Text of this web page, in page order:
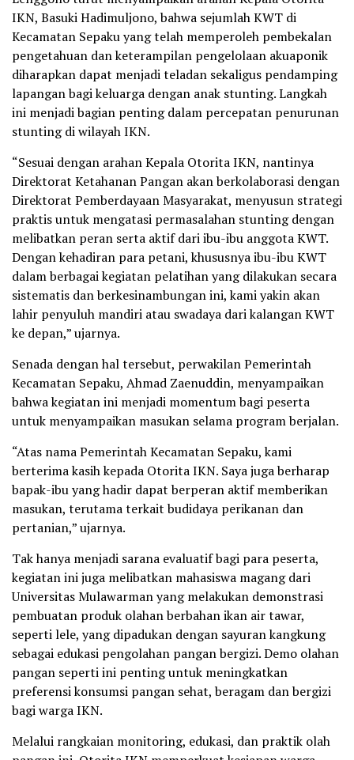
IKN, Basuki Hadimuljono, bahwa sejumlah KWT di
Kecamatan Sepaku yang telah memperoleh pembekalan
pengetahuan dan keterampilan pengelolaan akuaponik
diharapkan dapat menjadi teladan sekaligus pendamping
lapangan bagi keluarga dengan anak stunting. Langkah
ini menjadi bagian penting dalam percepatan penurunan
stunting di wilayah IKN.
“Sesuai dengan arahan Kepala Otorita IKN, nantinya
Direktorat Ketahanan Pangan akan berkolaborasi dengan
Direktorat Pemberdayaan Masyarakat, menyusun strategi
praktis untuk mengatasi permasalahan stunting dengan
melibatkan peran serta aktif dari ibu-ibu anggota KWT.
Dengan kehadiran para petani, khususnya ibu-ibu KWT
dalam berbagai kegiatan pelatihan yang dilakukan secara
sistematis dan berkesinambungan ini, kami yakin akan
lahir penyuluh mandiri atau swadaya dari kalangan KWT
ke depan,” ujarnya.
Senada dengan hal tersebut, perwakilan Pemerintah
Kecamatan Sepaku, Ahmad Zaenuddin, menyampaikan
bahwa kegiatan ini menjadi momentum bagi peserta
untuk menyampaikan masukan selama program berjalan.
“Atas nama Pemerintah Kecamatan Sepaku, kami
berterima kasih kepada Otorita IKN. Saya juga berharap
bapak-ibu yang hadir dapat berperan aktif memberikan
masukan, terutama terkait budidaya perikanan dan
pertanian,” ujarnya.
Tak hanya menjadi sarana evaluatif bagi para peserta,
kegiatan ini juga melibatkan mahasiswa magang dari
Universitas Mulawarman yang melakukan demonstrasi
pembuatan produk olahan berbahan ikan air tawar,
seperti lele, yang dipadukan dengan sayuran kangkung
sebagai edukasi pengolahan pangan bergizi. Demo olahan
pangan seperti ini penting untuk meningkatkan
preferensi konsumsi pangan sehat, beragam dan bergizi
bagi warga IKN.
Melalui rangkaian monitoring, edukasi, dan praktik olah